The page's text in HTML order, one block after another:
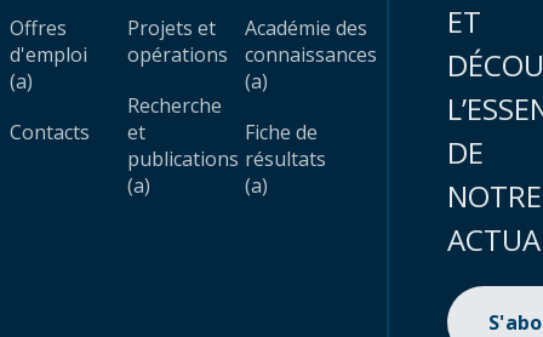
Offres
d'emploi
(a)
Contacts
Projets et
opérations
Recherche
et
publications
(a)
Académie des
connaissances
(a)
Fiche de
résultats
(a)
ET
DE
NOTRE